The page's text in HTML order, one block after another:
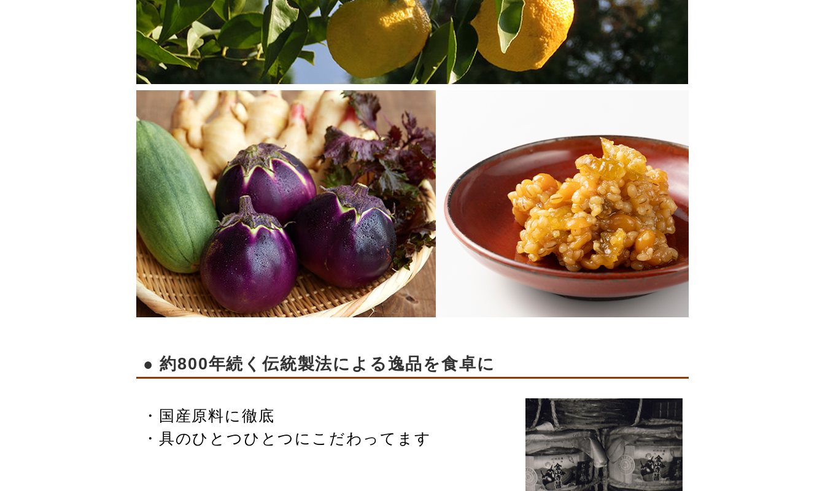
● 約800年続く伝統製法による逸品を食卓に
・国産原料に徹底
・具のひとつひとつにこだわってます